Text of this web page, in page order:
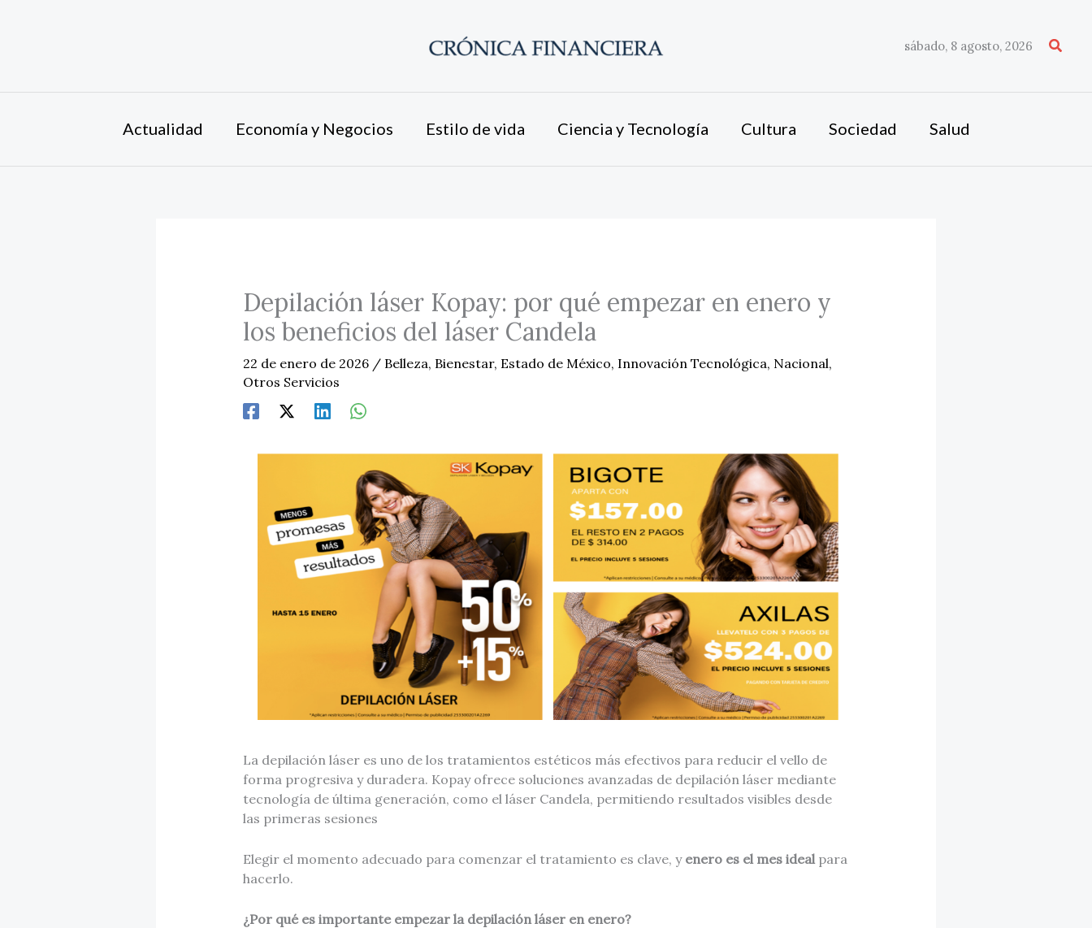
sábado, 8 agosto, 2026
Actualidad Economía y Negocios Estilo de vida Ciencia y Tecnología Cultura Sociedad Salud
Depilación láser Kopay: por qué empezar en enero y
los beneficios del láser Candela
22 de enero de 2026 / Belleza, Bienestar, Estado de México, Innovación Tecnológica, Nacional,
Otros Servicios
La depilación láser es uno de los tratamientos estéticos más efectivos para reducir el vello de
forma progresiva y duradera. Kopay ofrece soluciones avanzadas de depilación láser mediante
tecnología de última generación, como el láser Candela, permitiendo resultados visibles desde
las primeras sesiones
Elegir el momento adecuado para comenzar el tratamiento es clave, y enero es el mes idealpara
hacerlo.
¿Por qué es importante empezar la depilación láser en enero?